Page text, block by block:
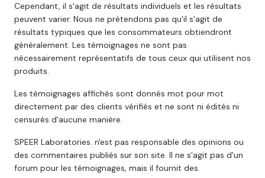
Cependant, il s'agit de résultats individuels et les résultats
peuvent varier. Nous ne prétendons pas qu'il s'agit de
résultats typiques que les consommateurs obtiendront
généralement. Les témoignages ne sont pas
nécessairement représentatifs de tous ceux qui utilisent nos
produits.
Les témoignages affichés sont donnés mot pour mot
directement par des clients vérifiés et ne sont ni édités ni
censurés d'aucune manière.
SPEER Laboratories. n'est pas responsable des opinions ou
des commentaires publiés sur son site. Il ne s'agit pas d'un
forum pour les témoignages, mais il fournit des